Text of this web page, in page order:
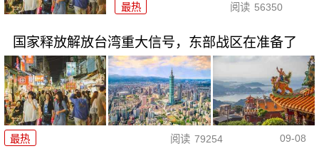
最热 阅读 56350
国家释放解放台湾重大信号，东部战区在准备了
最热 阅读 79254 09-08